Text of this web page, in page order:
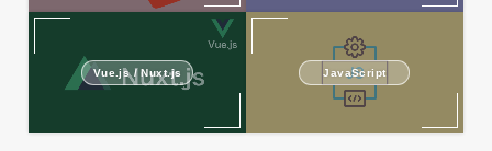
Vue.js / Nuxt.js JavaScript